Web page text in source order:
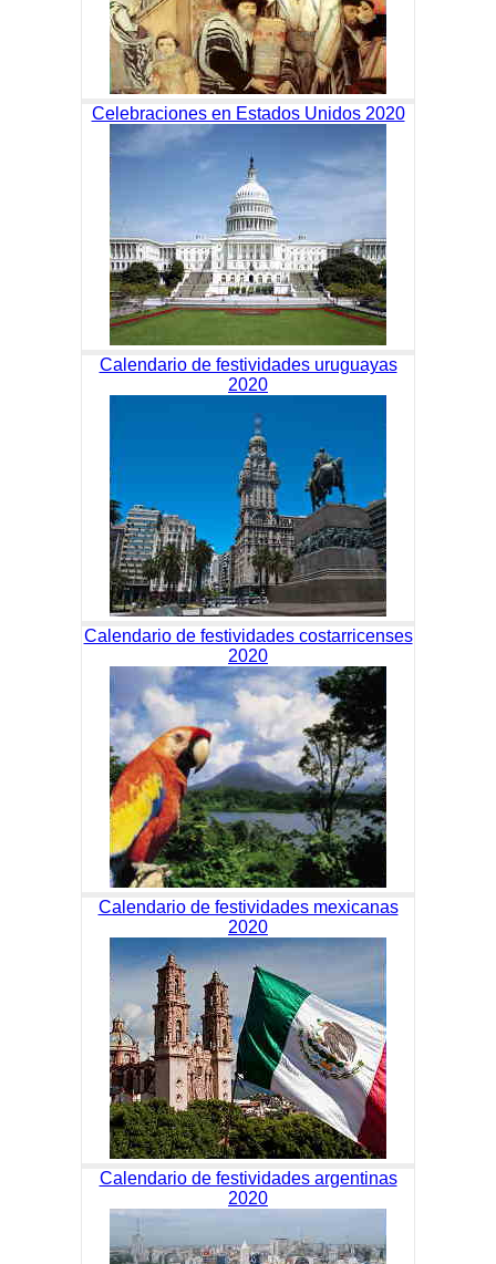
Celebraciones en Estados Unidos 2020
Calendario de festividades uruguayas
2020
Calendario de festividades costarricenses
2020
Calendario de festividades mexicanas
2020
Calendario de festividades argentinas
2020